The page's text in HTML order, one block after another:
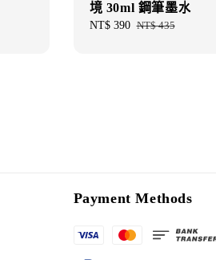
境 30ml 鋼筆墨水
Sale
NT$ 390 Regular
NT$ 435
Payment Methods